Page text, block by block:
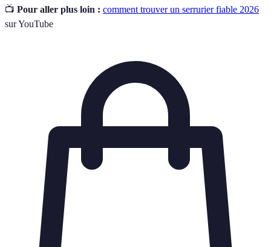
📺 Pour aller plus loin : comment trouver un serrurier fiable 2026
sur YouTube